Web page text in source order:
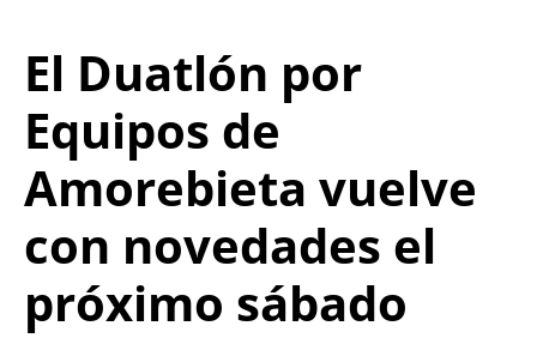
El Duatlón por
Equipos de
Amorebieta vuelve
con novedades el
próximo sábado